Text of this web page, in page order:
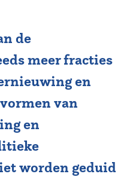
de
meer fracties
en
van
en
worden geduid